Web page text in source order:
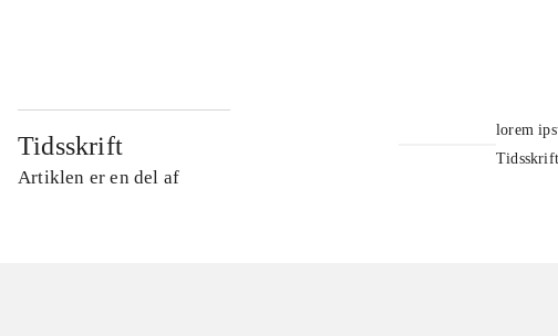
Tidsskrift
Artiklen er en del af
lorem
Tidsskrift